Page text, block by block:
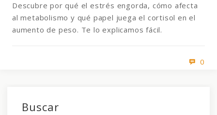
Descubre por qué el estrés engorda, cómo afecta
al metabolismo y qué papel juega el cortisol en el
aumento de peso. Te lo explicamos fácil.
0
Buscar